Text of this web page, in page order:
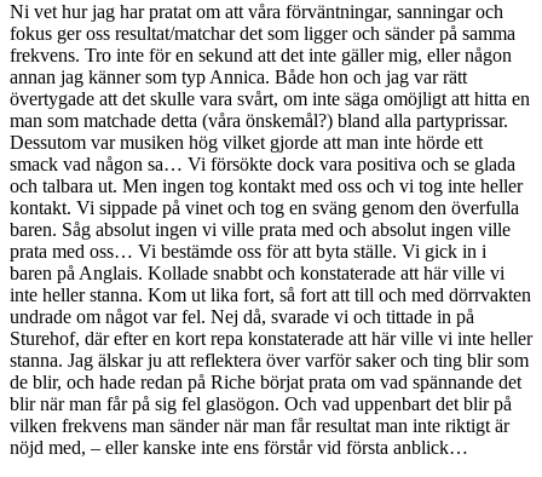
Ni vet hur jag har pratat om att våra förväntningar, sanningar och
fokus ger oss resultat/matchar det som ligger och sänder på samma
frekvens. Tro inte för en sekund att det inte gäller mig, eller någon
annan jag känner som typ Annica. Både hon och jag var rätt
övertygade att det skulle vara svårt, om inte säga omöjligt att hitta en
man som matchade detta (våra önskemål?) bland alla partyprissar.
Dessutom var musiken hög vilket gjorde att man inte hörde ett
smack vad någon sa… Vi försökte dock vara positiva och se glada
och talbara ut. Men ingen tog kontakt med oss och vi tog inte heller
kontakt. Vi sippade på vinet och tog en sväng genom den överfulla
baren. Såg absolut ingen vi ville prata med och absolut ingen ville
prata med oss… Vi bestämde oss för att byta ställe. Vi gick in i
baren på Anglais. Kollade snabbt och konstaterade att här ville vi
inte heller stanna. Kom ut lika fort, så fort att till och med dörrvakten
undrade om något var fel. Nej då, svarade vi och tittade in på
Sturehof, där efter en kort repa konstaterade att här ville vi inte heller
stanna. Jag älskar ju att reflektera över varför saker och ting blir som
de blir, och hade redan på Riche börjat prata om vad spännande det
blir när man får på sig fel glasögon. Och vad uppenbart det blir på
vilken frekvens man sänder när man får resultat man inte riktigt är
nöjd med, – eller kanske inte ens förstår vid första anblick…